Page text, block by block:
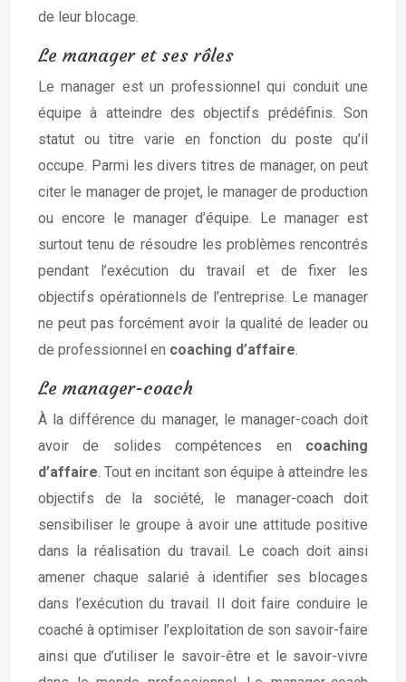
de leur blocage.
Le manager et ses rôles
Le manager est un professionnel qui conduit une
équipe à atteindre des objectifs prédéfinis. Son
statut ou titre varie en fonction du poste qu’il
occupe. Parmi les divers titres de manager, on peut
citer le manager de projet, le manager de production
ou encore le manager d’équipe. Le manager est
surtout tenu de résoudre les problèmes rencontrés
pendant l’exécution du travail et de fixer les
objectifs opérationnels de l’entreprise. Le manager
ne peut pas forcément avoir la qualité de leader ou
de professionnel en coaching d’affaire.
Le manager-coach
À la différence du manager, le manager-coach doit
avoir de solides compétences en coaching
d’affaire. Tout en incitant son équipe à atteindre les
objectifs de la société, le manager-coach doit
sensibiliser le groupe à avoir une attitude positive
dans la réalisation du travail. Le coach doit ainsi
amener chaque salarié à identifier ses blocages
dans l’exécution du travail. Il doit faire conduire le
coaché à optimiser l’exploitation de son savoir-faire
ainsi que d’utiliser le savoir-être et le savoir-vivre